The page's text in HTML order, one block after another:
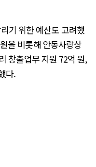
기 위한 예산도 고려했
을 비롯해 안동사랑상
창출업무 지원 72억 원,
다.